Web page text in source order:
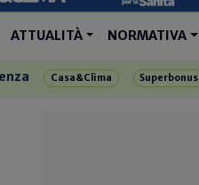
ATTUALITÀ NORMATIVA
Casa&Clima Superbonus